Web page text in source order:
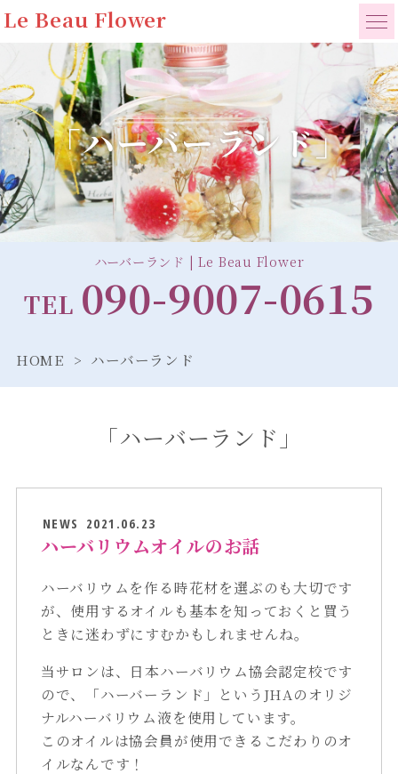
Le Beau Flower
「ハーバーランド」
ハーバーランド | Le Beau Flower
TEL 090-9007-0615
HOME ハーバーランド
「ハーバーランド」
NEWS 2021.06.23
ハーバリウムオイルのお話
ハーバリウムを作る時花材を選ぶのも大切です
が、使用するオイルも基本を知っておくと買う
ときに迷わずにすむかもしれませんね。
当サロンは、日本ハーバリウム協会認定校です
ので、「ハーバーランド」というJHAのオリジ
ナルハーバリウム液を使用しています。
このオイルは協会員が使用できるこだわりのオ
イルなんです！